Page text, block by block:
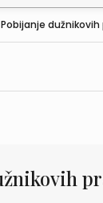
Pobijanje